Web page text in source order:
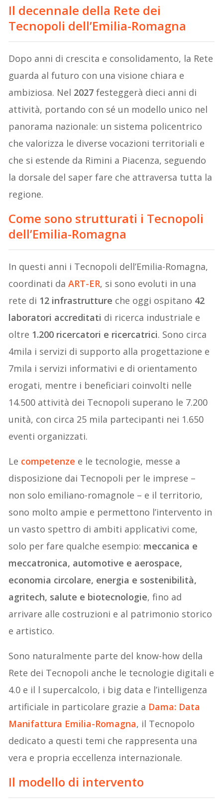
Il decennale della Rete dei
Tecnopoli dell’Emilia-Romagna
Dopo anni di crescita e consolidamento, la Rete
guarda al futuro con una visione chiara e
ambiziosa. Nel 2027 festeggerà dieci anni di
attività, portando con sé un modello unico nel
panorama nazionale: un sistema policentrico
che valorizza le diverse vocazioni territoriali e
che si estende da Rimini a Piacenza, seguendo
la dorsale del saper fare che attraversa tutta la
regione.
Come sono strutturati i Tecnopoli
dell’Emilia-Romagna
In questi anni i Tecnopoli dell’Emilia-Romagna,
coordinati daART-ER, si sono evoluti in una
rete di 12 infrastrutture che oggi ospitano 42
laboratori accreditati di ricerca industriale e
oltre 1.200 ricercatori e ricercatrici. Sono circa
4mila i servizi di supporto alla progettazione e
7mila i servizi informativi e di orientamento
erogati, mentre i beneficiari coinvolti nelle
14.500 attività dei Tecnopoli superano le 7.200
unità, con circa 25 mila partecipanti nei 1.650
eventi organizzati.
Le competenze e le tecnologie, messe a
disposizione dai Tecnopoli per le imprese –
non solo emiliano-romagnole – e il territorio,
sono molto ampie e permettono l’intervento in
un vasto spettro di ambiti applicativi come,
solo per fare qualche esempio: meccanica e
meccatronica, automotive e aerospace,
economia circolare, energia e sostenibilità,
agritech, salute e biotecnologie, fino ad
arrivare alle costruzioni e al patrimonio storico
e artistico.
Sono naturalmente parte del know-how della
Rete dei Tecnopoli anche le tecnologie digitali e
4.0 e il l supercalcolo, i big data e l’intelligenza
artificiale in particolare grazie a Dama: Data
Manifattura Emilia-Romagna, il Tecnopolo
dedicato a questi temi che rappresenta una
vera e propria eccellenza internazionale.
Il modello di intervento